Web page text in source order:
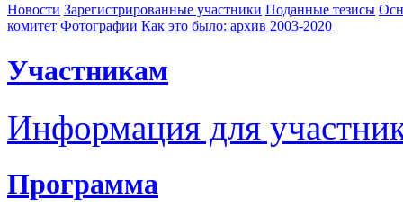
Новости Зарегистрированные участники Поданные тезисы
комитет Фотографии Как это было: архив 2003-2020
Участникам
Информация для
Программа